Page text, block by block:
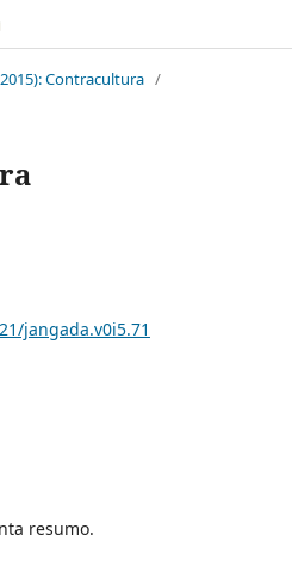
Contracultura /
jangada.v0i5.71
resumo.